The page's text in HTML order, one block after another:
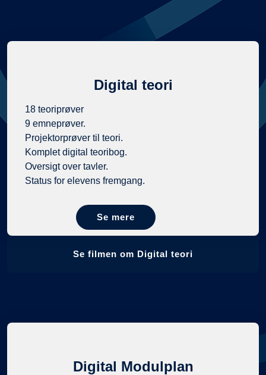
Digital teori
18 teoriprøver
9 emneprøver.
Projektorprøver til teori.
Komplet digital teoribog.
Oversigt over tavler.
Status for elevens fremgang.
Se mere
Se filmen om Digital teori
Digital Modulplan